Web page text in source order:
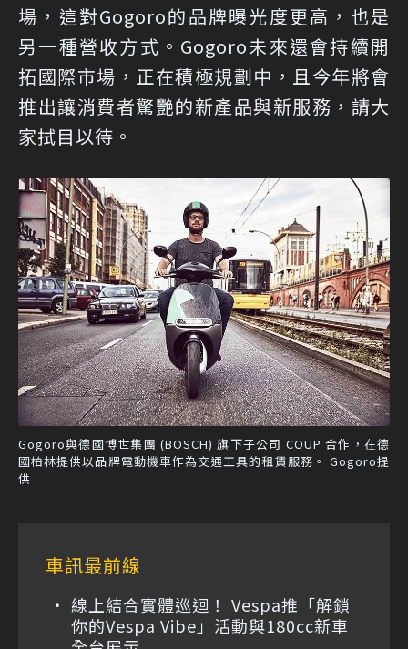
場，這對Gogoro的品牌曝光度更高，也是
另一種營收方式。Gogoro未來還會持續開
拓國際市場，正在積極規劃中，且今年將會
推出讓消費者驚艷的新產品與新服務，請大
家拭目以待。
Gogoro與德國博世集團 (BOSCH) 旗下子公司 COUP 合作，在德
國柏林提供以品牌電動機車作為交通工具的租賃服務。 Gogoro提
供
車訊最前線
線上結合實體巡迴！ Vespa推「解鎖
你的Vespa Vibe」活動與180cc新車